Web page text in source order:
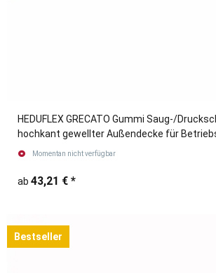
HEDUFLEX GRECATO Gummi Saug-/
hochkant gewellter Außendecke für
Momentan nicht verfügbar
ab 43,21 € *
Bestseller